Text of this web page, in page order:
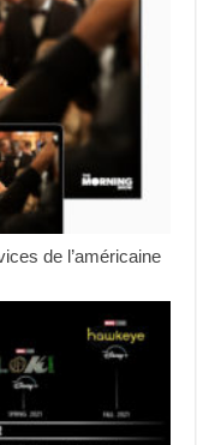
de l’américaine